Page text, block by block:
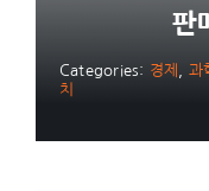
판
Categories: 경제 과
치